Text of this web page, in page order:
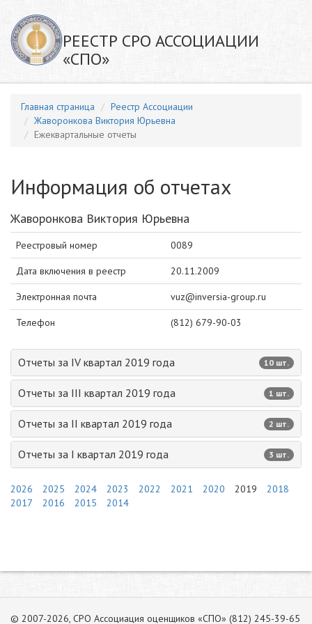
РЕЕСТР СРО АССОЦИАЦИИ
«СПО»
Главная страница
Реестр Ассоциации
Жаворонкова Виктория Юрьевна
Ежеквартальные отчеты
Информация об отчетах
Жаворонкова Виктория Юрьевна
Реестровый номер 0089
Дата включения в реестр 20.11.2009
Электронная почта vuz@inversia-group.ru
Телефон (812) 679-90-03
Отчеты за IV квартал 2019 года 10 шт.
Отчеты за III квартал 2019 года 1 шт.
Отчеты за II квартал 2019 года 2 шт.
Отчеты за I квартал 2019 года 3 шт.
2026 2025 2024 2023 2022 2021 2020 2019
2018
2017
2016 2015 2014
© 2007-2026, СРО Ассоциация оценщиков «СПО» (812) 245-39-65